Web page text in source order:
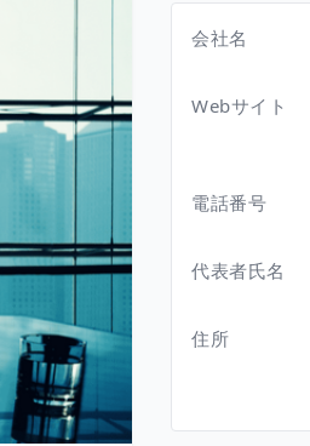
会社名
Webサイト
電話番号
代表者氏名
住所